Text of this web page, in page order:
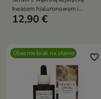
kwasem hialuronowym i
peptydami które nawilża
12,90 €
Obecnie brak na stanie favorite_border